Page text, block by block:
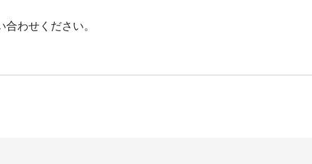
わせください。